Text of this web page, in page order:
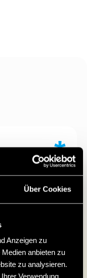
Über Cookies
Anzeigen zu
anbieten zu
zu analysieren.
Verwendung
*